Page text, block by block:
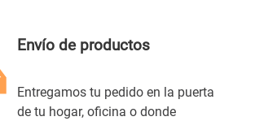
COMENTARIO
Envío de productos
Entregamos tu pedido en la puerta
de tu hogar, oficina o donde